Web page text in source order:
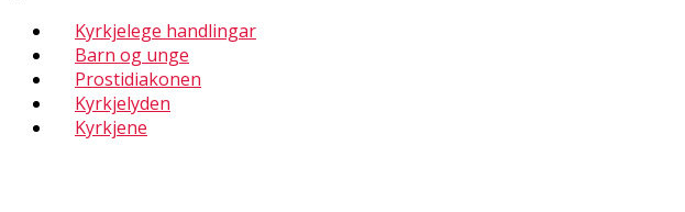
Kyrkjelege handlingar
Barn og unge
Prostidiakonen
Kyrkjelyden
Kyrkjene